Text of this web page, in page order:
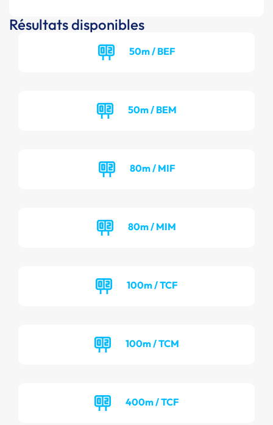
Résultats disponibles
50m / BEF
50m / BEM
80m / MIF
80m / MIM
100m / TCF
100m / TCM
400m / TCF